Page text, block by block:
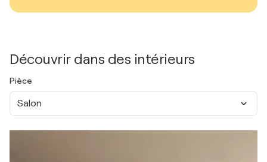
Découvrir dans des intérieurs
Pièce
Salon